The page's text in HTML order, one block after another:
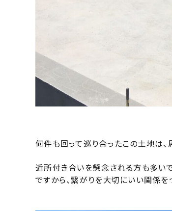
何件も回って巡り合ったこの土地は
近所付き合いを懸念される方も多い
ですから、繋がりを大切にいい関係を